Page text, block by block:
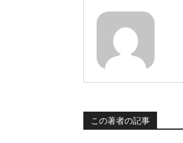
この著者の記事